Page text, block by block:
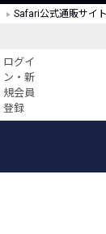
Safari公式通販サイト
ログイ
ン・新
規会員
登録